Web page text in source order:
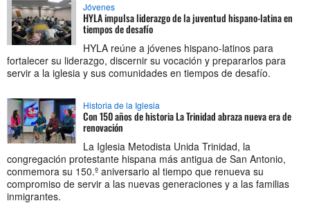
Jóvenes
HYLA impulsa liderazgo de la juventud hispano-latina en
tiempos de desafío
HYLA reúne a jóvenes hispano-latinos para
fortalecer su liderazgo, discernir su vocación y prepararlos para
servir a la iglesia y sus comunidades en tiempos de desafío.
Historia de la Iglesia
Con 150 años de historia La Trinidad abraza nueva era de
renovación
La Iglesia Metodista Unida Trinidad, la
congregación protestante hispana más antigua de San Antonio,
conmemora su 150.º aniversario al tiempo que renueva su
compromiso de servir a las nuevas generaciones y a las familias
inmigrantes.